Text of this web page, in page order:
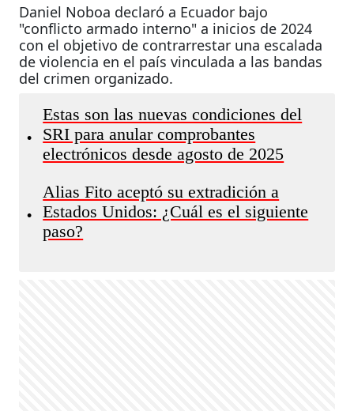
Daniel Noboa declaró a Ecuador bajo
"conflicto armado interno" a inicios de 2024
con el objetivo de contrarrestar una escalada
de violencia en el país vinculada a las bandas
del crimen organizado.
•
Estas son las nuevas condiciones del
SRI para anular comprobantes
electrónicos desde agosto de 2025
•
Alias Fito aceptó su extradición a
Estados Unidos: ¿Cuál es el siguiente
paso?